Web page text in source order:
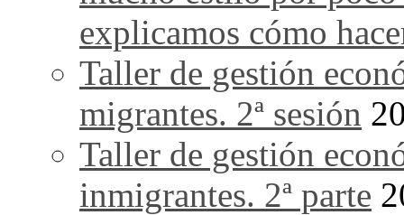
explicamos cómo
Taller de gestión
migrantes. 2ª sesión
Taller de gestión
inmigrantes. 2ª parte